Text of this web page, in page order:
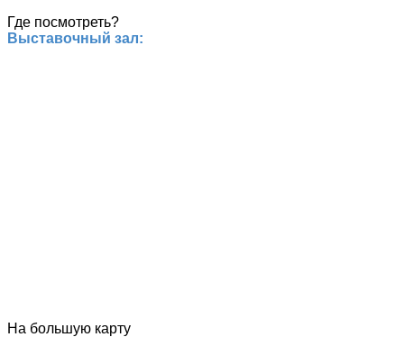
Где посмотреть?
Выставочный зал:
На большую карту